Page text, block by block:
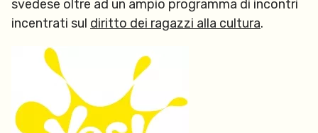
svedese oltre ad un ampio programma di incontri
incentrati sul diritto dei ragazzi alla cultura.